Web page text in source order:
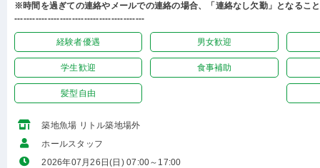
※時間を過ぎての連絡やメールでの連絡の場合、「連絡なし欠勤」となるこ
-------------------------------------------
経験者優遇 男女歓迎
学生歓迎 食事補助
髪型自由
築地魚場 リトル築地場外
ホールスタッフ
2026年07月26日(日) 07:00～17:00